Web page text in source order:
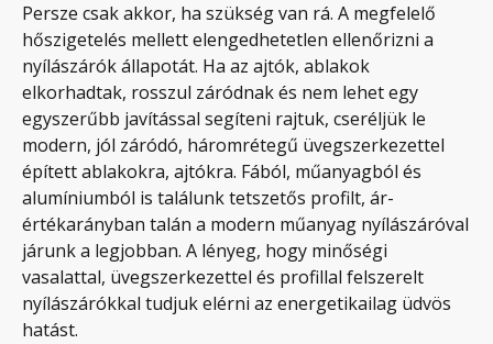
Persze csak akkor, ha szükség van rá. A megfelelő
hőszigetelés mellett elengedhetetlen ellenőrizni a
nyílászárók állapotát. Ha az ajtók, ablakok
elkorhadtak, rosszul záródnak és nem lehet egy
egyszerűbb javítással segíteni rajtuk, cseréljük le
modern, jól záródó, háromrétegű üvegszerkezettel
épített ablakokra, ajtókra. Fából, műanyagból és
alumíniumból is találunk tetszetős profilt, ár-
értékarányban talán a modern műanyag nyílászáróval
járunk a legjobban. A lényeg, hogy minőségi
vasalattal, üvegszerkezettel és profillal felszerelt
nyílászárókkal tudjuk elérni az energetikailag üdvös
hatást.